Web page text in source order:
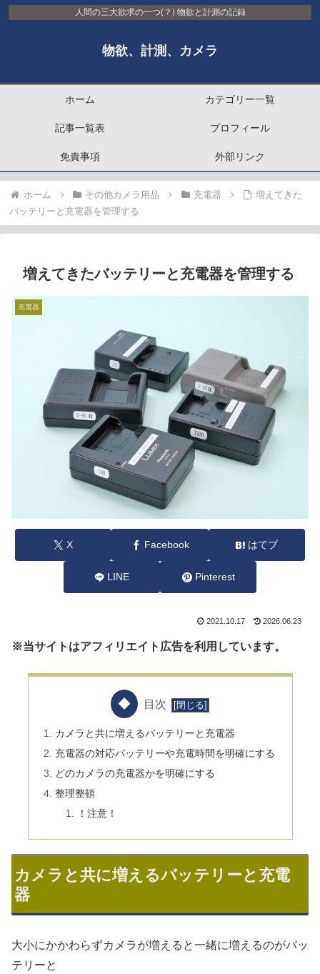
人間の三大欲求の一つ(？) 物欲と計測の記録
物欲、計測、カメラ
ホーム カテゴリー一覧
記事一覧表 プロフィール
免責事項 外部リンク
ホーム その他カメラ用品 充電器
増えてきた
バッテリーと充電器を管理する
増えてきたバッテリーと充電器を管理する
充電器
X Facebook はてブ
LINE Pinterest
2021.10.17 2026.06.23
※当サイトはアフィリエイト広告を利用しています。
目次
カメラと共に増えるバッテリーと充電器
充電器の対応バッテリーや充電時間を明確にする
どのカメラの充電器かを明確にする
整理整頓
！注意！
カメラと共に増えるバッテリーと充電
器
大小にかかわらずカメラが増えると一緒に増えるのがバッ
テリーと